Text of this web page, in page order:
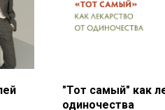
"Тот самый" как
одиночества